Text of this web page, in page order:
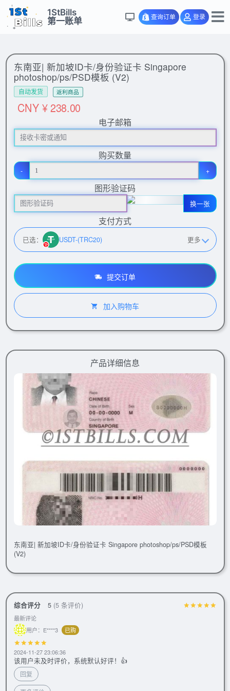
1StBills
第一账单
查询订单 登录
东南亚| 新加坡ID卡/身份验证卡 Singapore
photoshop/ps/PSD模板 (V2)
自动发货 返利商品
CNY ¥ 238.00
电子邮箱
购买数量
- +
图形验证码
换一张
支付方式
已选： USDT-(TRC20) 更多
提交订单
加入购物车
产品详细信息
东南亚| 新加坡ID卡/身份验证卡 Singapore photoshop/ps/PSD模板
(V2)
综合评分 5 (5 条评价)
最新评论
用户：E****3
已购
2024-11-27 23:06:36
该用户未及时评价，系统默认好评！👍
回复